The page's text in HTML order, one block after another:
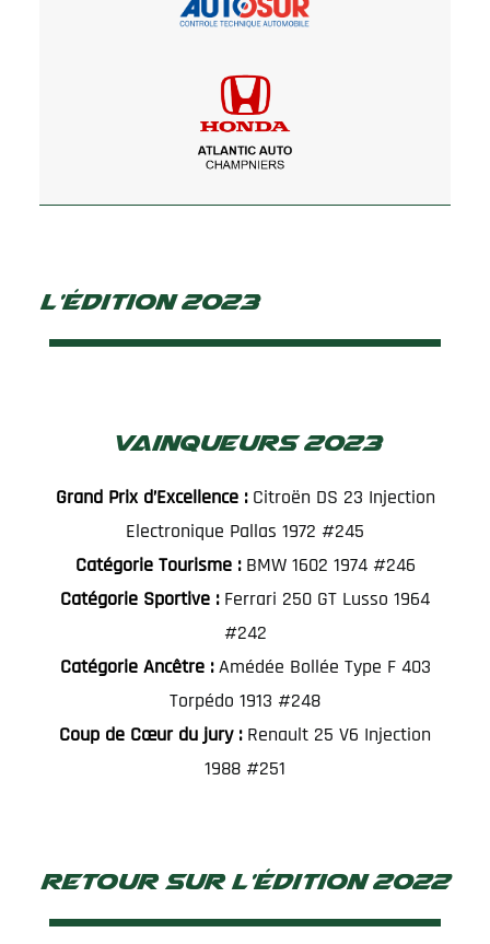
L'édition 2023
Vainqueurs 2023
Grand Prix d’Excellence :Citroën DS 23 Injection
Electronique Pallas 1972 #245
Catégorie Tourisme :BMW 1602 1974 #246
Catégorie Sportive :Ferrari 250 GT Lusso 1964
#242
Catégorie Ancêtre :Amédée Bollée Type F 403
Torpédo 1913 #248
Coup de Cœur du jury :Renault 25 V6 Injection
1988 #251
Retour sur l'édition 2022